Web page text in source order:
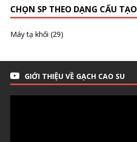
CHỌN SP THEO DẠNG CẤU TẠO
Máy tạ khối (29)
GIỚI THIỆU VỀ GẠCH CAO SU